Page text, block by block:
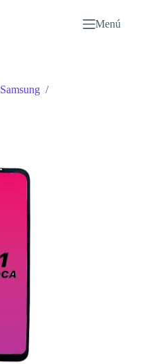
Menú
Samsung /